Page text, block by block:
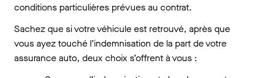
conditions particulières prévues au contrat.
Sachez que si votre véhicule est retrouvé, après que
vous ayez touché l’indemnisation de la part de votre
assurance auto, deux choix s’offrent à vous :